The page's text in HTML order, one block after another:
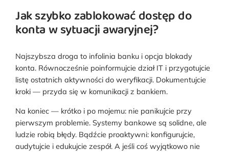
Jak szybko zablokować dostęp do
konta w sytuacji awaryjnej?
Najszybsza droga to infolinia banku i opcja blokady
konta. Równocześnie poinformujcie dział IT i przygotujcie
listę ostatnich aktywności do weryfikacji. Dokumentujcie
kroki — przyda się w komunikacji z bankiem.
Na koniec — krótko i po mojemu: nie panikujcie przy
pierwszym problemie. Systemy bankowe są solidne, ale
ludzie robią błędy. Bądźcie proaktywni: konfigurujcie,
audytujcie i edukujcie zespół. A jeśli coś wyjątkowo nie